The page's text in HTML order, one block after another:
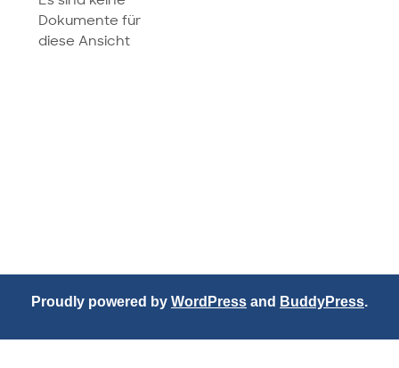
Dokumente für
diese Ansicht
Proudly powered by WordPress and BuddyPress.